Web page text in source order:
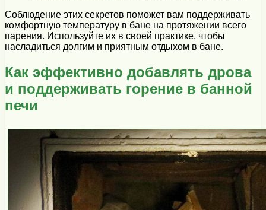
Соблюдение этих секретов поможет вам поддерживать
комфортную температуру в бане на протяжении всего
парения. Используйте их в своей практике, чтобы
насладиться долгим и приятным отдыхом в бане.
Как эффективно добавлять дрова
и поддерживать горение в банной
печи